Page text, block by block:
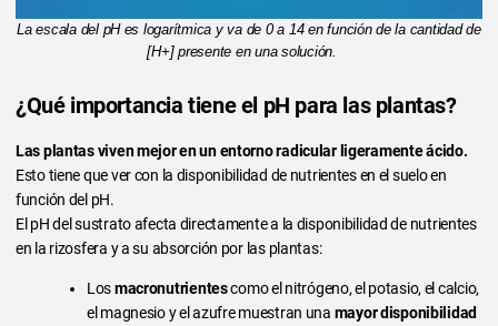
La escala del pH es logarítmica y va de 0 a 14 en función de la cantidad de
[H+] presente en una solución.
¿Qué importancia tiene el pH para las plantas?
Las plantas viven mejor en un entorno radicular ligeramente ácido.
Esto tiene que ver con la disponibilidad de nutrientes en el suelo en
función del pH.
El pH del sustrato afecta directamente a la disponibilidad de nutrientes
en la rizosfera y a su absorción por las plantas:
Losmacronutrientescomo el nitrógeno, el potasio, el calcio,
el magnesio y el azufre muestran una mayor disponibilidad